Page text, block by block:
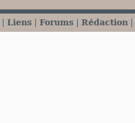
Liens Forums Rédaction